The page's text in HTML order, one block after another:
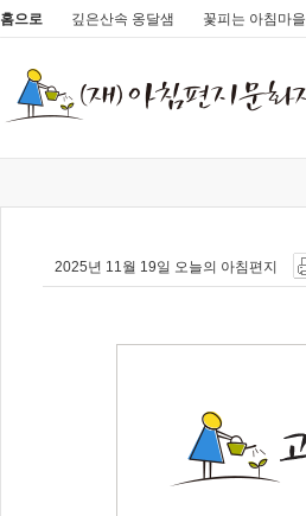
홈으로 깊은산속 옹달샘 꽃피는 아침마을
2025년 11월 19일 오늘의 아침편지